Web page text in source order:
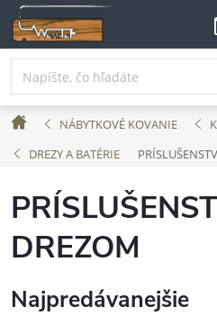
Prejsť
na
obsah
DomovNÁBYTKOVÉ KOVANIE
DREZY A BATÉRIE
DREZOM
Najpredávanejšie